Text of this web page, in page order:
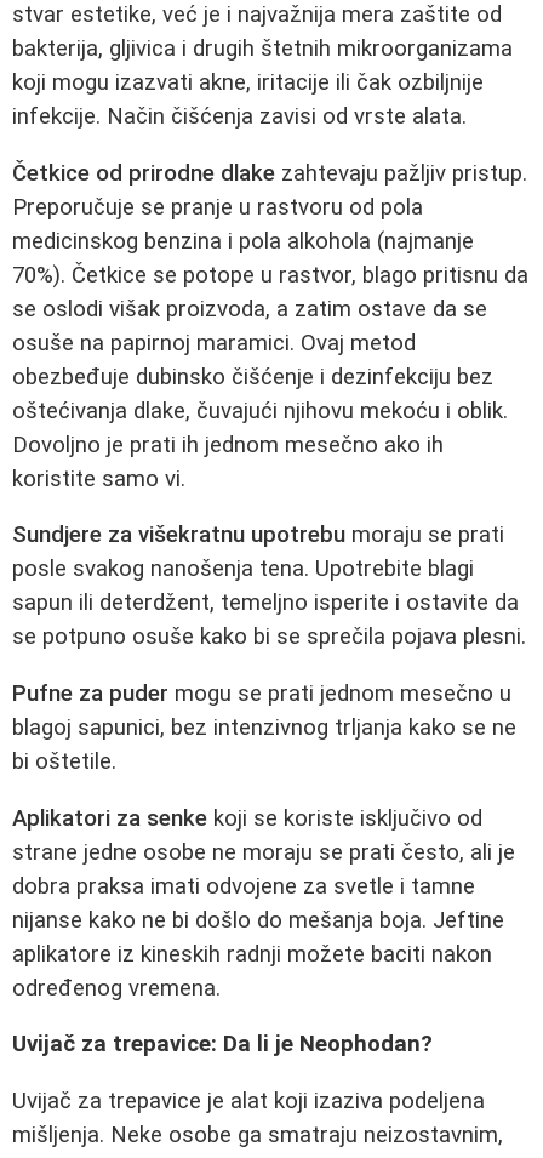
stvar estetike, već je i najvažnija mera zaštite od
bakterija, gljivica i drugih štetnih mikroorganizama
koji mogu izazvati akne, iritacije ili čak ozbiljnije
infekcije. Način čišćenja zavisi od vrste alata.
Četkice od prirodne dlake zahtevaju pažljiv pristup.
Preporučuje se pranje u rastvoru od pola
medicinskog benzina i pola alkohola (najmanje
70%). Četkice se potope u rastvor, blago pritisnu da
se oslodi višak proizvoda, a zatim ostave da se
osuše na papirnoj maramici. Ovaj metod
obezbeđuje dubinsko čišćenje i dezinfekciju bez
oštećivanja dlake, čuvajući njihovu mekoću i oblik.
Dovoljno je prati ih jednom mesečno ako ih
koristite samo vi.
Sundjere za višekratnu upotrebu moraju se prati
posle svakog nanošenja tena. Upotrebite blagi
sapun ili deterdžent, temeljno isperite i ostavite da
se potpuno osuše kako bi se sprečila pojava plesni.
Pufne za puder mogu se prati jednom mesečno u
blagoj sapunici, bez intenzivnog trljanja kako se ne
bi oštetile.
Aplikatori za senke koji se koriste isključivo od
strane jedne osobe ne moraju se prati često, ali je
dobra praksa imati odvojene za svetle i tamne
nijanse kako ne bi došlo do mešanja boja. Jeftine
aplikatore iz kineskih radnji možete baciti nakon
određenog vremena.
Uvijač za trepavice: Da li je Neophodan?
Uvijač za trepavice je alat koji izaziva podeljena
mišljenja. Neke osobe ga smatraju neizostavnim,